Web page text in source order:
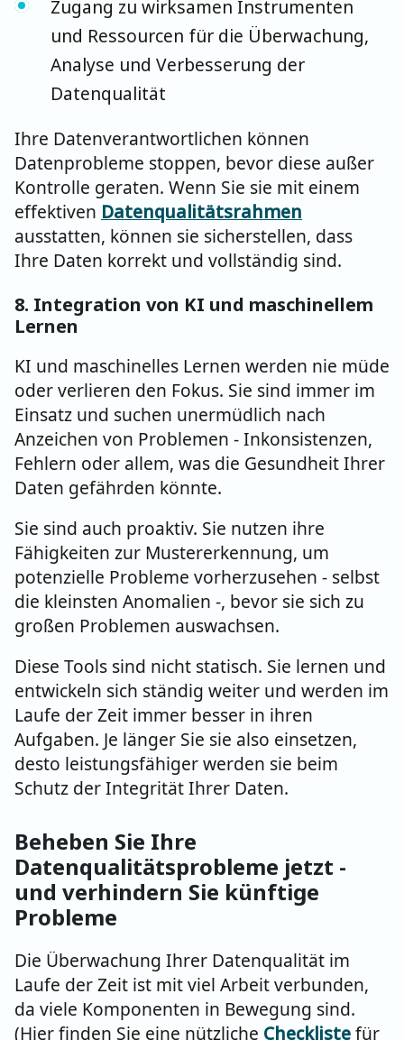
Zugang zu wirksamen Instrumenten
und Ressourcen für die Überwachung,
Analyse und Verbesserung der
Datenqualität
Ihre Datenverantwortlichen können
Datenprobleme stoppen, bevor diese außer
Kontrolle geraten. Wenn Sie sie mit einem
effektiven Datenqualitätsrahmen
ausstatten, können sie sicherstellen, dass
Ihre Daten korrekt und vollständig sind.
8. Integration von KI und maschinellem
Lernen
KI und maschinelles Lernen werden nie müde
oder verlieren den Fokus. Sie sind immer im
Einsatz und suchen unermüdlich nach
Anzeichen von Problemen - Inkonsistenzen,
Fehlern oder allem, was die Gesundheit Ihrer
Daten gefährden könnte.
Sie sind auch proaktiv. Sie nutzen ihre
Fähigkeiten zur Mustererkennung, um
potenzielle Probleme vorherzusehen - selbst
die kleinsten Anomalien -, bevor sie sich zu
großen Problemen auswachsen.
Diese Tools sind nicht statisch. Sie lernen und
entwickeln sich ständig weiter und werden im
Laufe der Zeit immer besser in ihren
Aufgaben. Je länger Sie sie also einsetzen,
desto leistungsfähiger werden sie beim
Schutz der Integrität Ihrer Daten.
Beheben Sie Ihre
Datenqualitätsprobleme jetzt -
und verhindern Sie künftige
Probleme
Die Überwachung Ihrer Datenqualität im
Laufe der Zeit ist mit viel Arbeit verbunden,
da viele Komponenten in Bewegung sind.
(Hier finden Sie eine nützliche Checklistefür